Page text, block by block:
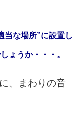
当な場所”に設置し
ょうか・・・。
、まわりの音